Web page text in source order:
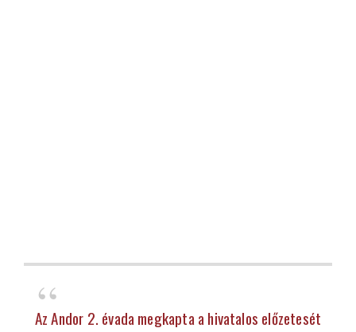
Az Andor 2. évada megkapta a hivatalos előzetesét